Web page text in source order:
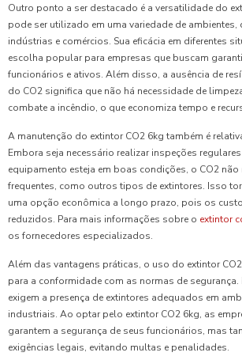
Outro ponto a ser destacado é a versatilidade do
pode ser utilizado em uma variedade de ambientes,
indústrias e comércios. Sua eficácia em diferentes
escolha popular para empresas que buscam
funcionários e ativos. Além disso, a ausência de
do CO2 significa que não há necessidade de
combate a incêndio, o que economiza tempo e
A manutenção do extintor CO2 6kg também é
Embora seja necessário realizar inspeções
equipamento esteja em boas condições, o CO2 não
frequentes, como outros tipos de extintores. Isso
uma opção econômica a longo prazo, pois os
reduzidos. Para mais informações sobre o extintor
os fornecedores especializados.
Além das vantagens práticas, o uso do extintor
para a conformidade com as normas de
exigem a presença de extintores adequados em
industriais. Ao optar pelo extintor CO2 6kg, as
garantem a segurança de seus funcionários, mas
exigências legais, evitando multas e penalidades.